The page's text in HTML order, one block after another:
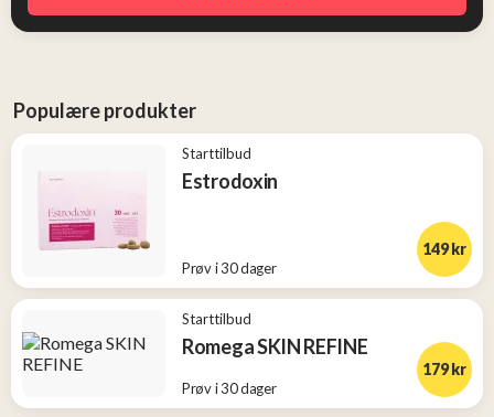
Populære produkter
Starttilbud
Estrodoxin
Prøv i 30 dager
149 kr
Starttilbud
Romega SKIN REFINE
Prøv i 30 dager
179 kr